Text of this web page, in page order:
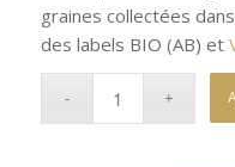
graines collectées
des labels BIO (AB) et